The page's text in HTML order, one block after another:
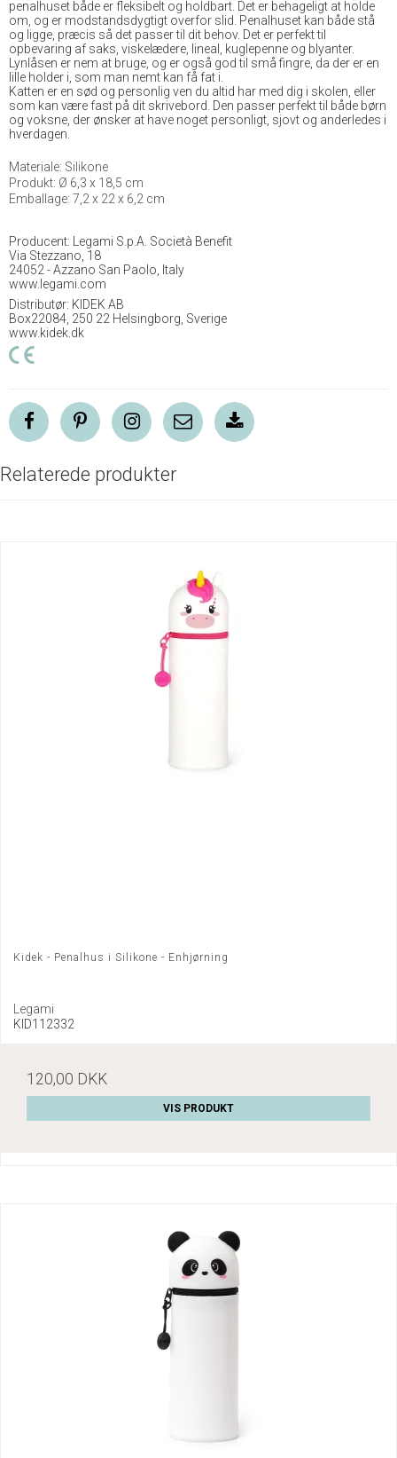
penalhuset både er fleksibelt og holdbart. Det er behageligt at holde
om, og er modstandsdygtigt overfor slid. Penalhuset kan både stå
og ligge, præcis så det passer til dit behov. Det er perfekt til
opbevaring af saks, viskelædere, lineal, kuglepenne og blyanter.
Lynlåsen er nem at bruge, og er også god til små fingre, da der er en
lille holder i, som man nemt kan få fat i.
Katten er en sød og personlig ven du altid har med dig i skolen, eller
som kan være fast på dit skrivebord. Den passer perfekt til både børn
og voksne, der ønsker at have noget personligt, sjovt og anderledes i
hverdagen.
Materiale: Silikone
Produkt: Ø 6,3 x 18,5 cm
Emballage: 7,2 x 22 x 6,2 cm
Producent: Legami S.p.A. Società Benefit
Via Stezzano, 18
24052 - Azzano San Paolo, Italy
www.legami.com
Distributør: KIDEK AB
Box22084, 250 22 Helsingborg, Sverige
www.kidek.dk
Relaterede produkter
Kidek - Penalhus i Silikone - Enhjørning
Legami
KID112332
120,00 DKK
VIS PRODUKT